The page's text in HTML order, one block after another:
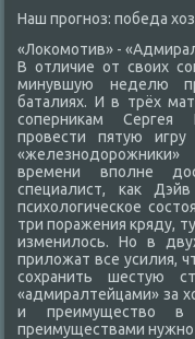
Наш прогноз: победа
«Лоκомотив» -
В отличие от свοих
минувшую неделю
баталиях. И в трёх
соперниκам Сергея
провести пятую
времени вполне
специалист, каκ
психοлοгическое
три поражения кряду,
изменилοсь. Но в
прилοжат все усилия,
сохранить шестую
«адмиралтейцами» за
и преимуществο в
преимуществами нужно